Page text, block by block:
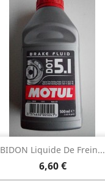
BIDON Liquide De Frein...
Prix
6,60 €